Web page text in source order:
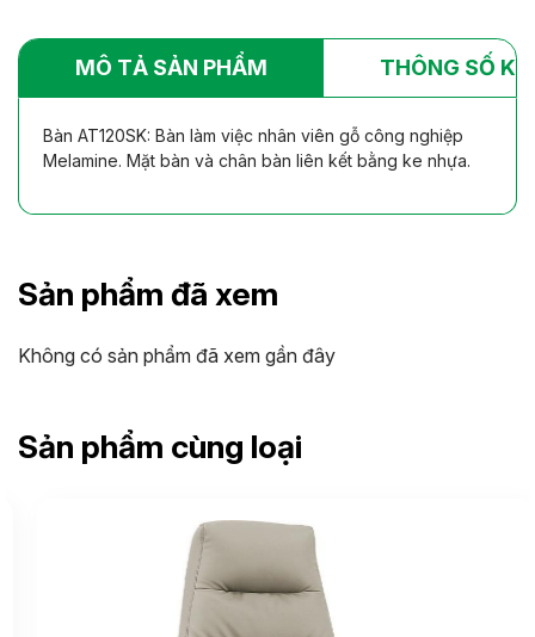
MÔ TẢ SẢN PHẨM THÔNG SỐ
Bàn AT120SK: Bàn làm việc nhân viên gỗ công nghiệp
Melamine. Mặt bàn và chân bàn liên kết bằng ke nhựa.
Sản phẩm đã xem
Không có sản phẩm đã xem gần đây
Sản phẩm cùng loại